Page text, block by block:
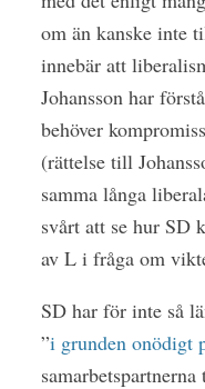
om än kanske inte
innebär att
Johansson har
behöver
(rättelse till
samma långa
svårt att se hur SD
av L i fråga om
SD har för inte så
”i grunden onödigt